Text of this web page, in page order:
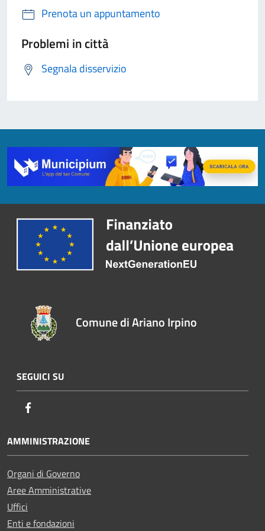
Prenota un appuntamento
Problemi in città
Segnala disservizio
Comune di Ariano Irpino
SEGUICI SU
AMMINISTRAZIONE
Organi di Governo
Aree Amministrative
Uffici
Enti e fondazioni